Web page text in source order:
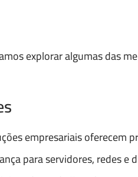
explorar algumas das
empresariais oferecem
para servidores, redes e